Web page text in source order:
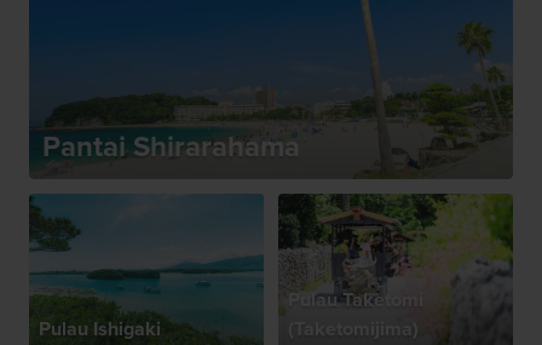
Pantai Shirarahama
Pulau Ishigaki
Pulau Taketomi